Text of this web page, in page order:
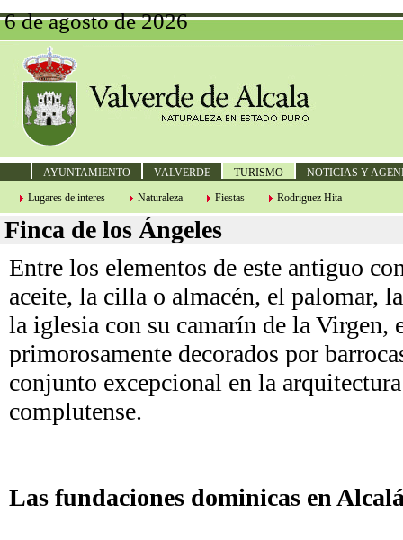
6 de agosto de 2026
AYUNTAMIENTO VALVERDE TURISMO NOTICIAS Y
Lugares de interes Naturaleza Fiestas Rodriguez Hita
Finca de los Ángeles
Entre los elementos de este antiguo
aceite, la cilla o almacén, el palomar,
la iglesia con su camarín de la Virgen,
primorosamente decorados por
conjunto excepcional en la
complutense.
Las fundaciones dominicas en